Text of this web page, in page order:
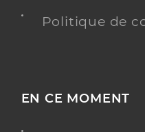
Politique de
EN CE MOMENT